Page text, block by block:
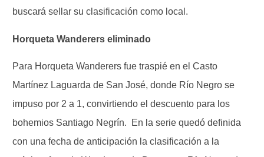
buscará sellar su clasificación como local.
Horqueta Wanderers eliminado
Para Horqueta Wanderers fue traspié en el Casto
Martínez Laguarda de San José, donde Río Negro se
impuso por 2 a 1, convirtiendo el descuento para los
bohemios Santiago Negrín. En la serie quedó definida
con una fecha de anticipación la clasificación a la